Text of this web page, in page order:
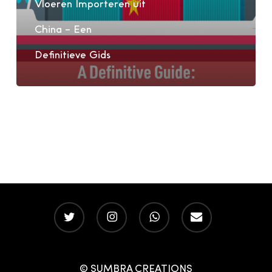
Een
Definitieve
Vloeren Importeren uit
China – Een
Definitieve Gids
twitter instagramwhatsappemail
© SUMBRA CREATIONS